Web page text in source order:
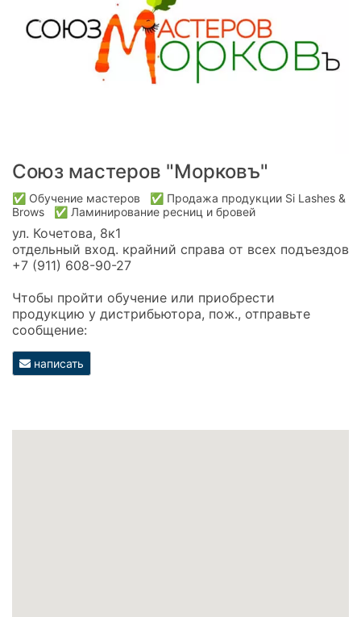
Previous
Союз мастеров "Морковъ"
✅ Обучение мастеров
✅ Продажа продукции Si Lashes &
Brows
✅ Ламинирование ресниц и бровей
ул. Кочетова, 8к1
отдельный вход. крайний справа от всех подъездов
+7 (911) 608-90-27
Чтобы пройти обучение или приобрести
продукцию у дистрибьютора, пож., отправьте
сообщение:
написать